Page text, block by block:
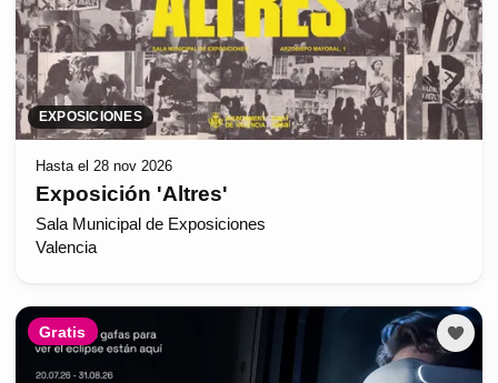
EXPOSICIONES
Hasta el 28 nov 2026
Exposición 'Altres'
Sala Municipal de Exposiciones
Valencia
Gratis